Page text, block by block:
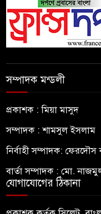
সম্পাদক মন্ডলী
প্রকাশক : মিয়া মাসুদ
সম্পাদক : শামসুল ইসলাম
নির্বাহী সম্পাদক:
বার্তা সম্পাদক : মো.
যোগাযোগের ঠিকানা